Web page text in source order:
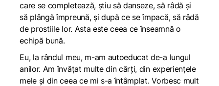
care se completează, știu să danseze, să râdă și
să plângă împreună, și după ce se împacă, să râdă
de prostiile lor. Asta este ceea ce înseamnă o
echipă bună.
Eu, la rândul meu, m-am autoeducat de-a lungul
anilor. Am învățat multe din cărți, din experiențele
mele și din ceea ce mi s-a întâmplat. Vorbesc mult